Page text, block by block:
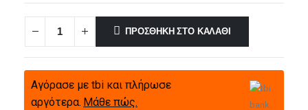
ΠΡΟΣΘΉΚΗ ΣΤΟ ΚΑΛΆΘΙ
Αγόρασε με tbi και πλήρωσε
αργότερα. Μάθε πώς.